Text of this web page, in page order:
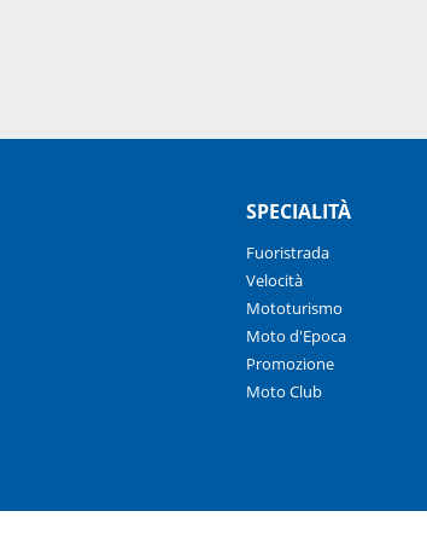
SPECIALITÀ
Fuoristrada
Velocità
Mototurismo
Moto d'Epoca
Promozione
Moto Club